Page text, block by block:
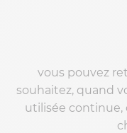
vous pouvez
souhaitez, quand
utilisée continue,